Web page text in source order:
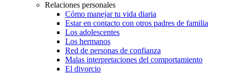
Relaciones personales
Cómo manejar tu vida diaria
Estar en contacto con otros padres de familia
Los adolescentes
Los hermanos
Red de personas de confianza
Malas interpretaciones del comportamiento
El divorcio